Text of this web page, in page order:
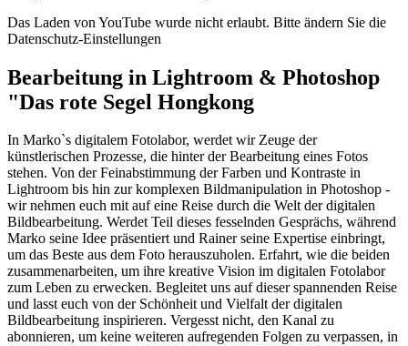
Das Laden von YouTube wurde nicht erlaubt. Bitte ändern Sie die
Datenschutz-Einstellungen
Bearbeitung in Lightroom & Photoshop
"Das rote Segel Hongkong
In Marko`s digitalem Fotolabor, werdet wir Zeuge der
künstlerischen Prozesse, die hinter der Bearbeitung eines Fotos
stehen. Von der Feinabstimmung der Farben und Kontraste in
Lightroom bis hin zur komplexen Bildmanipulation in Photoshop -
wir nehmen euch mit auf eine Reise durch die Welt der digitalen
Bildbearbeitung. Werdet Teil dieses fesselnden Gesprächs, während
Marko seine Idee präsentiert und Rainer seine Expertise einbringt,
um das Beste aus dem Foto herauszuholen. Erfahrt, wie die beiden
zusammenarbeiten, um ihre kreative Vision im digitalen Fotolabor
zum Leben zu erwecken. Begleitet uns auf dieser spannenden Reise
und lasst euch von der Schönheit und Vielfalt der digitalen
Bildbearbeitung inspirieren. Vergesst nicht, den Kanal zu
abonnieren, um keine weiteren aufregenden Folgen zu verpassen, in